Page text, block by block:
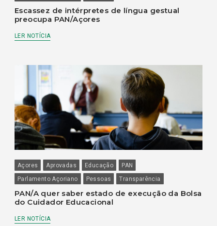
Escassez de intérpretes de língua gestual
preocupa PAN/Açores
LER NOTÍCIA
Açores Aprovadas Educação
PAN
Parlamento Açoriano
Pessoas Transparência
PAN/A quer saber estado de execução da Bolsa
do Cuidador Educacional
LER NOTÍCIA